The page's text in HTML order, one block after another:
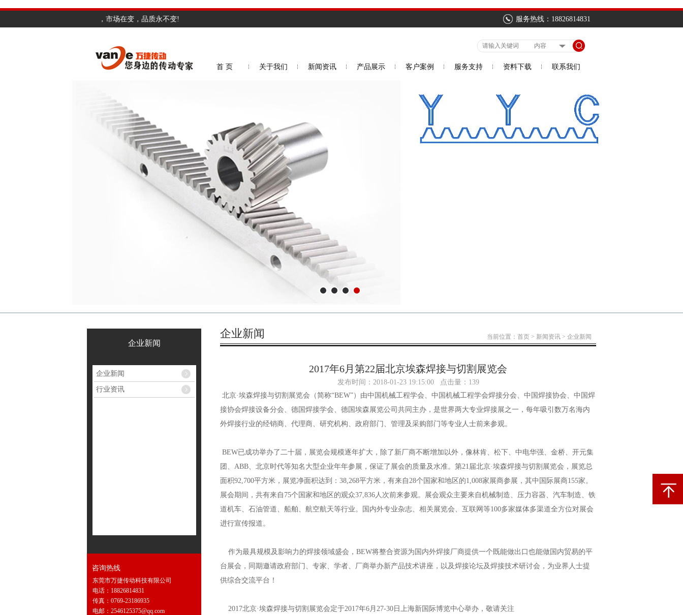
告：专业制造、匠心品质，市场在变，品质永不变! 服务热线：18826814831
首 页 关于我们 新闻资讯 产品展示 客户案例 服务支持 资料下载 联系我们
企业新闻
企业新闻
行业资讯
咨询热线
东莞市万捷传动科技有限公司
电话：18826814831
传真：0769-23186935
电邮：2546125375@qq.com
企业新闻 当前位置： 首页 > 新闻资讯 > 企业新闻
2017年6月第22届北京埃森焊接与切割展览会
发布时间：2018-01-23 19:15:00 点击量： 139
北京·埃森焊接与切割展览会（简称“BEW”）由中国机械工程学会、中国机械工程学会焊接分会、中国焊接协会、中国焊
接协会焊接设备分会、德国焊接学会、德国埃森展览公司共同主办，是世界两大专业焊接展之一，每年吸引数万名海内
外焊接行业的经销商、代理商、研究机构、政府部门、管理及采购部门等专业人士前来参观。
BEW已成功举办了二十届，展览会规模逐年扩大，除了新厂商不断增加以外，像林肯、松下、中电华强、金桥、开元集
团、ABB、北京时代等知名大型企业年年参展，保证了展会的质量及水准。第21届北京·埃森焊接与切割展览会，展览总
面积92,700平方米，展览净面积达到：38,268平方米，有来自28个国家和地区的1,008家展商参展，其中国际展商155家。
展会期间，共有来自75个国家和地区的观众37,836人次前来参观。展会观众主要来自机械制造、压力容器、汽车制造、铁
道机车、石油管道、船舶、航空航天等行业。国内外专业杂志、相关展览会、互联网等100多家媒体多渠道全方位对展会
进行宣传报道。
作为最具规模及影响力的焊接领域盛会，BEW将整合资源为国内外焊接厂商提供一个既能做出口也能做国内贸易的平
台展会，同期邀请政府部门、专家、学者、厂商举办新产品技术讲座，以及焊接论坛及焊接技术研讨会，为业界人士提
供综合交流平台！
2017北京·埃森焊接与切割展览会定于2017年6月27-30日上海新国际博览中心举办，敬请关注